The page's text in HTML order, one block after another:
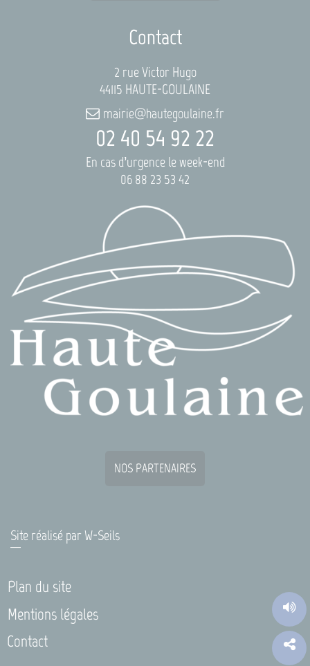
Contact
2 rue Victor Hugo
44115 HAUTE-GOULAINE
mairie@hautegoulaine.fr
02 40 54 92 22
En cas d’urgence le week-end
06 88 23 53 42
NOS PARTENAIRES
Site réalisé par W-Seils
Plan du site
Mentions légales
Contact